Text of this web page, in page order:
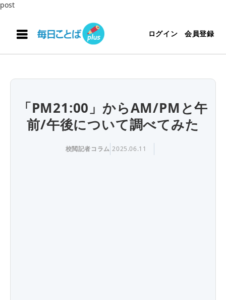
post
ログイン 会員登録
「PM21:00」からAM/PMと午
前/午後について調べてみた
校閲記者コラム 2025.06.11